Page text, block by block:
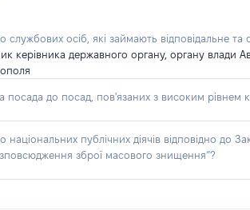
осіб, які займають відповідальне
керівника державного органу, органу
до посад, пов'язаних з високим рівнем
національних публічних діячів відповідно до
зброї масового знищення”?